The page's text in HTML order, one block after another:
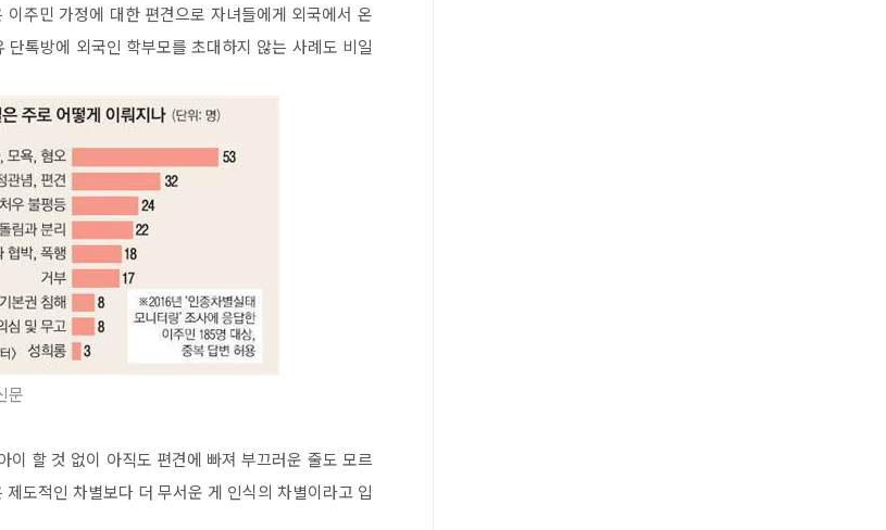
주민 가정에 대한 편견으로 자녀들에게 외국에서 온
톡방에 외국인 학부모를 초대하지 않는 사례도 비일
문
이 할 것 없이 아직도 편견에 빠져 부끄러운 줄도 모르
도적인 차별보다 더 무서운 게 인식의 차별이라고 입